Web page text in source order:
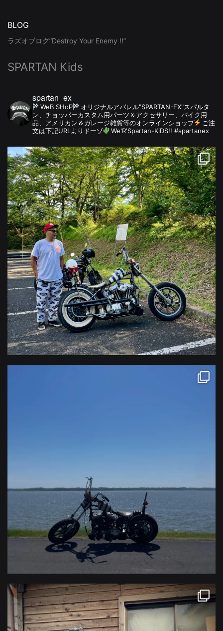
BLOG
ラズオブログ”Destroy Your Enemy !!”
SPARTAN Kids
spartan_ex
WeB SHoP
オリジナルアパレル"SPARTAN-EX"スパルタ
ン、チョッパーカスタム用パーツ＆アクセサリー、バイク用
品、アメリカン＆ガレージ雑貨等のオンラインショップ
ご注
文は下記URLよりドーゾ
We'R'Spartan-KiDS!! #spartanex